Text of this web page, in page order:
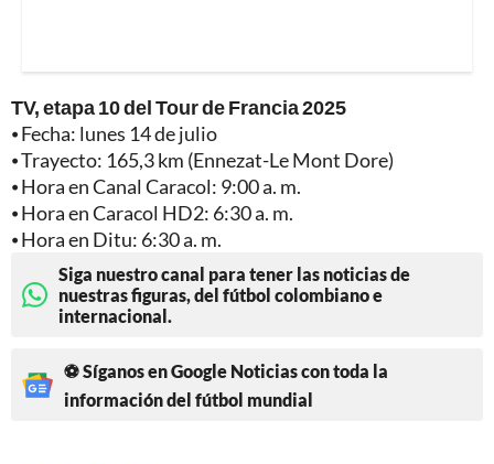
TV, etapa 10 del Tour de Francia 2025
⦁ Fecha: lunes 14 de julio
⦁ Trayecto: 165,3 km (Ennezat-Le Mont Dore)
⦁ Hora en Canal Caracol: 9:00 a. m.
⦁ Hora en Caracol HD2: 6:30 a. m.
⦁ Hora en Ditu: 6:30 a. m.
Siga nuestro canal para tener las noticias de
nuestras figuras, del fútbol colombiano e
internacional.
⚽ Síganos en Google Noticias con toda la
información del fútbol mundial